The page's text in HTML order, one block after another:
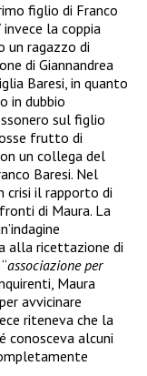
figlio di Franco
la coppia
un ragazzo di
di Giannandrea
Baresi, in quanto
in dubbio
sul figlio
frutto di
un collega del
Baresi. Nel
crisi il rapporto di
di Maura. La
alla ricettazione di
associazione per
Maura
avvicinare
riteneva che la
conosceva alcuni